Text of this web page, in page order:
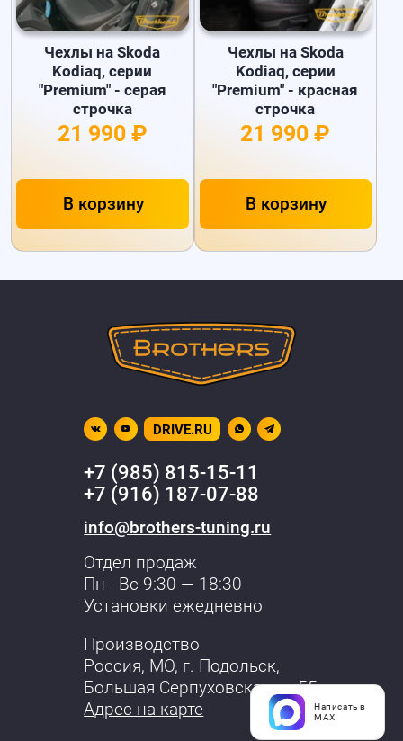
Чехлы на Skoda
Kodiaq, серии
"Premium" - серая
строчка
21 990 ₽
В корзину
Чехлы на Skoda
Kodiaq, серии
"Premium" - красная
строчка
21 990 ₽
В корзину
DRIVE.RU
+7 (985) 815-15-11
+7 (916) 187-07-88
info@brothers-tuning.ru
Отдел продаж
Пн - Вс 9:30 — 18:30
Установки ежедневно
Производство
Россия, МО, г. Подольск,
Большая Серпуховская, д. 55
Адрес на карте
Написать в
MAX